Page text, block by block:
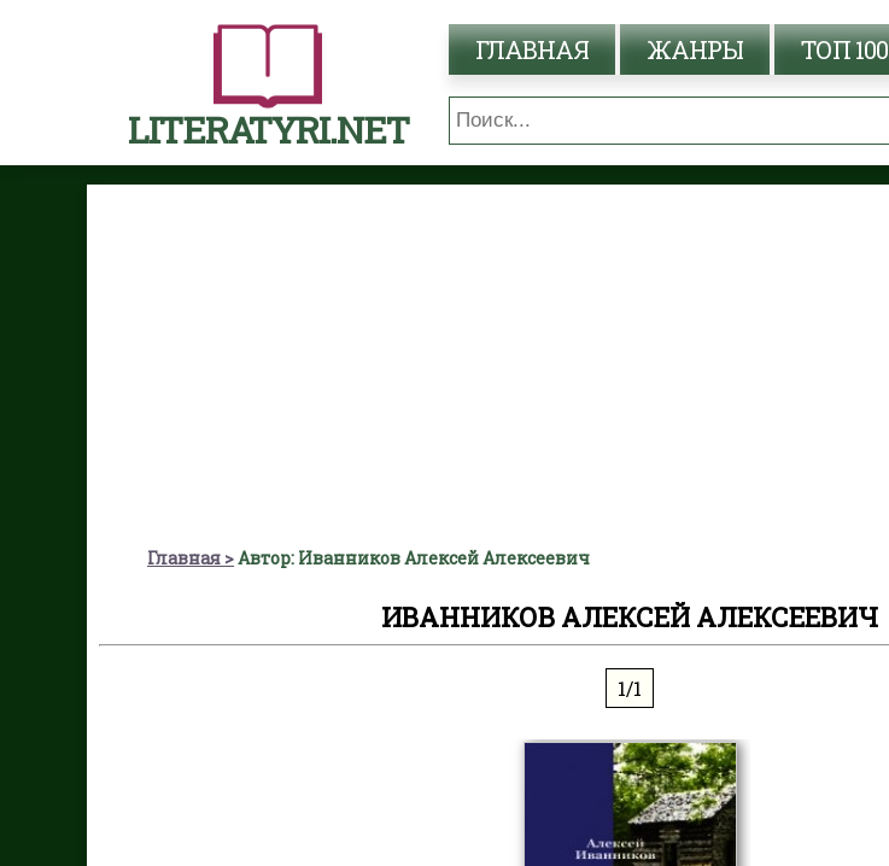
LITERATYRI.NET
ГЛАВНАЯ ЖАНРЫ ТОП 100
Главная Автор: Иванников Алексей Алексеевич
ИВАННИКОВ АЛЕКСЕЙ АЛЕКСЕЕВИЧ
1/1